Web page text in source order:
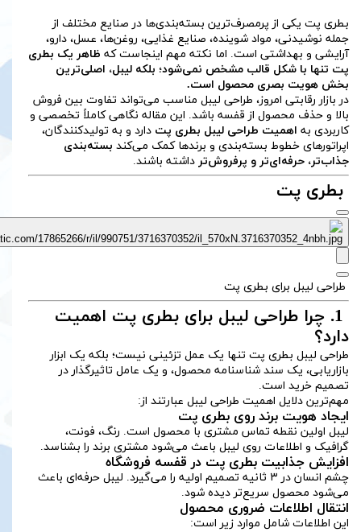
بطری پت یکی از پرمصرف‌ترین بسته‌بندی‌ها در صنایع مختلف از
جمله نوشیدنی، مواد شوینده، صنایع غذایی، روغن‌ها، عسل، دارو،
آرایشی و بهداشتی است. اما نکته مهم اینجاست که ظاهر یک بطری
پت تنها با شکل قالب مشخص نمی‌شود؛ بلکه لیبل، اصلی‌ترین
بخش هویت بصری محصول است.
در بازار رقابتی امروز، طراحی لیبل مناسب می‌تواند تفاوت بین فروش
بالا و حذف محصول از قفسه باشد. این مقاله نگاهی کاملاً تخصصی و
کاربردی به اهمیت طراحی لیبل بطری پت دارد و به تولیدکنندگان،
اپراتورهای خطوط بسته‌بندی و برندها کمک می‌کند بسته‌بندی
جذاب‌تر، حرفه‌ای‌تر و پرفروش‌تر داشته باشند.
بطری پت
طراحی لیبل برای بطری پت
1. چرا طراحی لیبل برای بطری پت اهمیت
دارد؟
طراحی لیبل بطری پت تنها یک عمل تزئینی نیست؛ بلکه یک ابزار
بازاریابی، یک سند شناسنامه محصول، و یک عامل تاثیرگذار در
تصمیم خرید است.
مهم‌ترین دلایل اهمیت طراحی لیبل عبارتند از:
ایجاد هویت برند روی بطری پت
لیبل اولین نقطه تماس مشتری با محصول است. رنگ، فونت،
گرافیک و اطلاعات روی لیبل باعث می‌شود مشتری برند را بشناسد.
افزایش جذابیت بطری پت در قفسه فروشگاه
چشم انسان در ۳ ثانیه تصمیم اولیه را می‌گیرد. لیبل حرفه‌ای باعث
می‌شود محصول سریع‌تر دیده شود.
انتقال اطلاعات ضروری محصول
این اطلاعات شامل موارد زیر است: